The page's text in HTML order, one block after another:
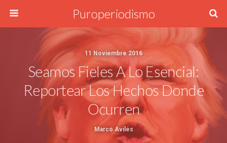
Puroperiodismo
11 Noviembre 2016
Seamos Fieles A Lo Esencial:
Reportear Los Hechos Donde
Ocurren
Marco Avilés